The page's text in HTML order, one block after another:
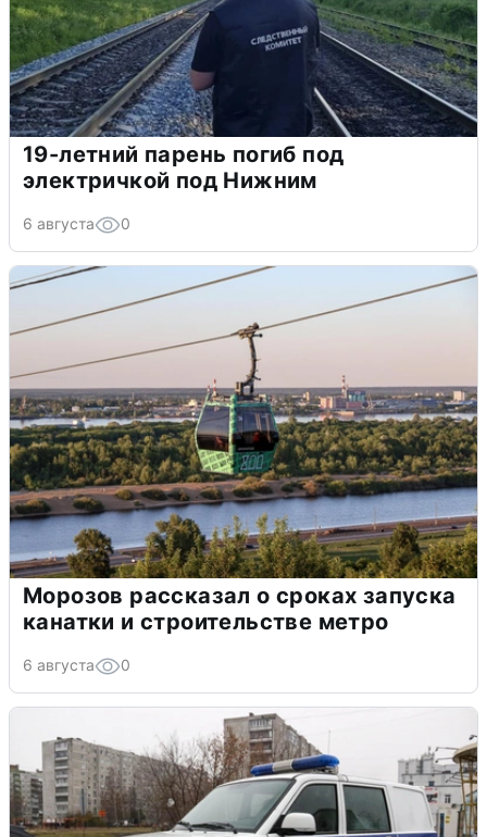
19-летний парень погиб под
электричкой под Нижним
6 августа 0
Морозов рассказал о сроках запуска
канатки и строительстве метро
6 августа 0